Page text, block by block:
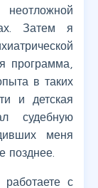
Затем я
программа,
в таких
и детская
судебную
меня
позднее.
с